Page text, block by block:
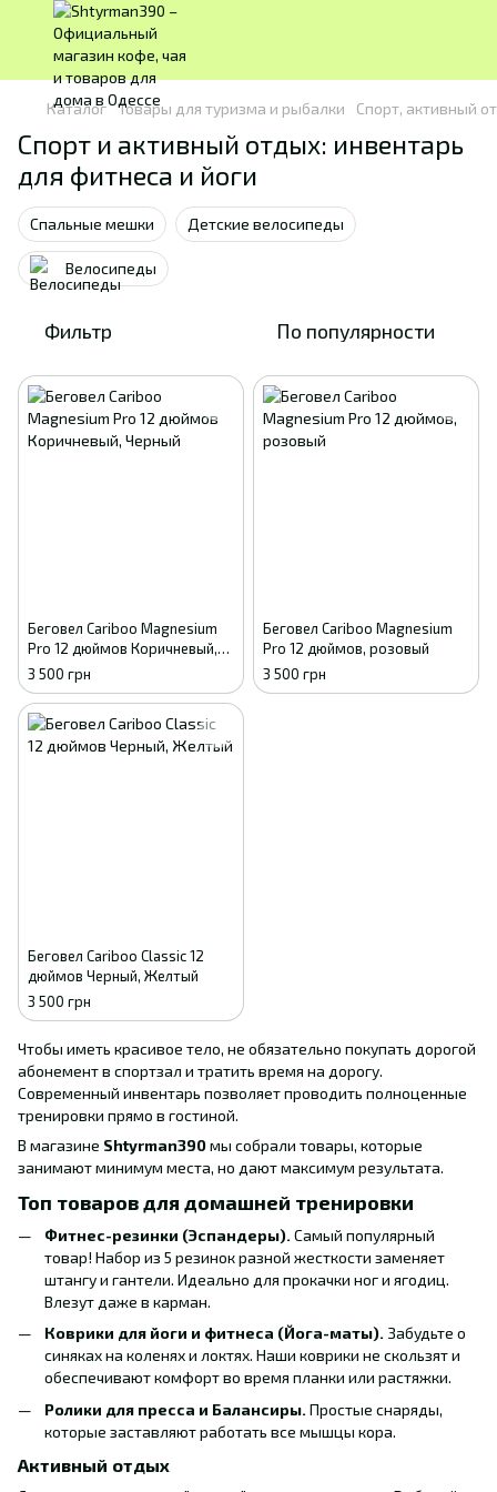
Каталог Товары для туризма и рыбалки Спорт, активный
Спорт и активный отдых: инвентарь
для фитнеса и йоги
Спальные мешки Детские велосипеды
Велосипеды
Фильтр По популярности
Беговел Cariboo Magnesium
Pro 12 дюймов Коричневый,
Черный
3 500 грн
Беговел Cariboo Magnesium
Pro 12 дюймов, розовый
3 500 грн
Беговел Cariboo Classic 12
дюймов Черный, Желтый
3 500 грн
Чтобы иметь красивое тело, не обязательно покупать дорогой
абонемент в спортзал и тратить время на дорогу.
Современный инвентарь позволяет проводить полноценные
тренировки прямо в гостиной.
В магазине Shtyrman390мы собрали товары, которые
занимают минимум места, но дают максимум результата.
Топ товаров для домашней тренировки
Фитнес-резинки (Эспандеры). Самый популярный
товар! Набор из 5 резинок разной жесткости заменяет
штангу и гантели. Идеально для прокачки ног и ягодиц.
Влезут даже в карман.
Коврики для йоги и фитнеса (Йога-маты). Забудьте о
синяках на коленях и локтях. Наши коврики не скользят и
обеспечивают комфорт во время планки или растяжки.
Ролики для пресса и Балансиры. Простые снаряды,
которые заставляют работать все мышцы кора.
Активный отдых